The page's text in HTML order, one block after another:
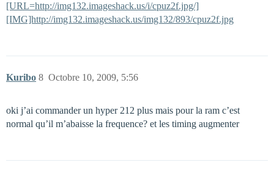
[URL=http://img132.imageshack.us/i/cpuz2f.jpg/]
[IMG]http://img132.imageshack.us/img132/893/cpuz2f.jpg
Kuribo Octobre 10, 2009, 5:56
8
oki j’ai commander un hyper 212 plus mais pour la ram c’est
normal qu’il m’abaisse la frequence? et les timing augmenter